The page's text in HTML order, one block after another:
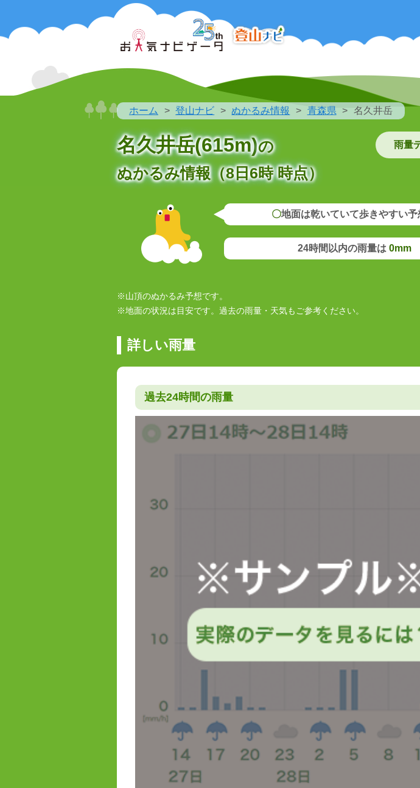
ホーム 登山ナビ ぬかるみ情報 青森県 名久井岳
名久井岳(615m)の
ぬかるみ情報（8日6時 時点）
雨量
〇地面は乾いていて歩きやすい予
24時間以内の雨量は 0mm
※山頂のぬかるみ予想です。
※地面の状況は目安です。過去の雨量・天気もご参考ください。
詳しい雨量
過去24時間の雨量